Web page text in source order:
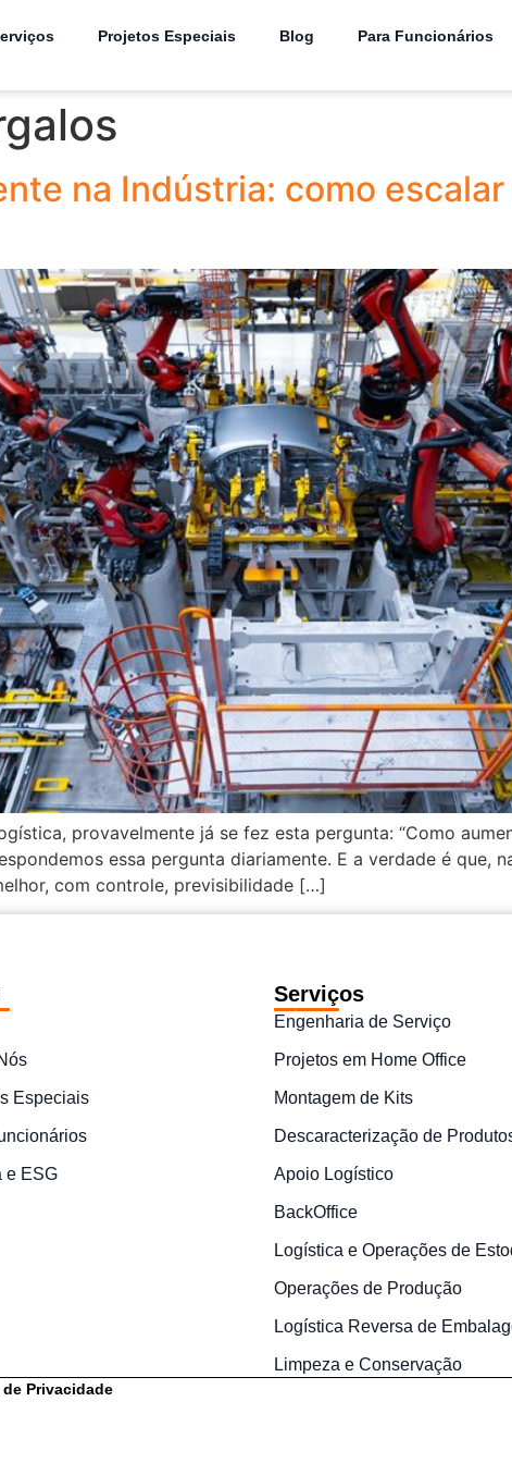
Projetos Especiais Blog Para Funcionários
na Indústria: como
provavelmente já se fez esta pergunta: “Como
essa pergunta diariamente. E a verdade é que,
com controle, previsibilidade […]
Especiais
e ESG
Serviços
Engenharia de Serviço
Projetos em Home Office
Montagem de Kits
Descaracterização de
Apoio Logístico
BackOffice
Logística e Operações de
Operações de Produção
Logística Reversa de
Limpeza e Conservação
Privacidade